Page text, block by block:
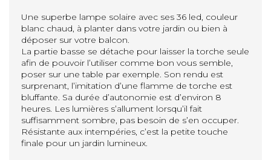
Une superbe lampe solaire avec ses 36 led, couleur
blanc chaud, à planter dans votre jardin ou bien à
déposer sur votre balcon.
La partie basse se détache pour laisser la torche seule
afin de pouvoir l’utiliser comme bon vous semble,
poser sur une table par exemple. Son rendu est
surprenant, l’imitation d’une flamme de torche est
bluffante. Sa durée d’autonomie est d’environ 8
heures. Les lumières s’allument lorsqu’il fait
suffisamment sombre, pas besoin de s’en occuper.
Résistante aux intempéries, c’est la petite touche
finale pour un jardin lumineux.